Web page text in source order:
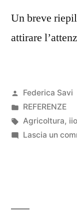
Un breve
attirare
Federica Savi
REFERENZE
Agricoltura,
Lascia un